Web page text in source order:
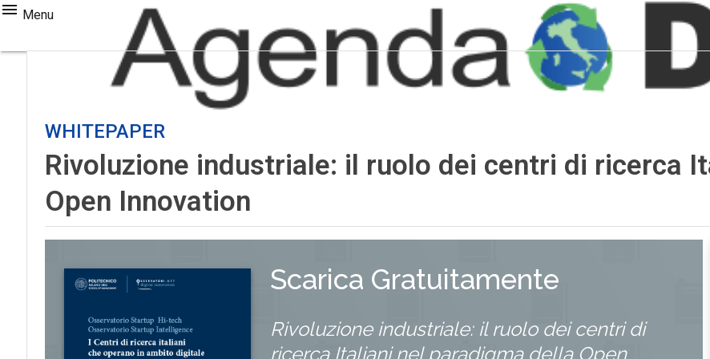
Menu
WHITEPAPER
Rivoluzione industriale: il ruolo dei centri di ricerca
Open Innovation
Scarica Gratuitamente
Rivoluzione industriale: il ruolo dei centri di
ricerca Italiani nel paradigma della Open